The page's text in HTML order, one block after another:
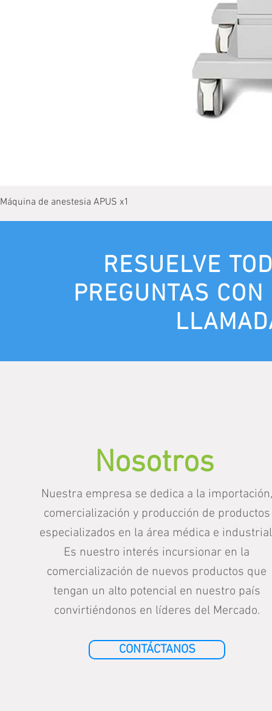
Máquina de anestesia APUS x1
RESUELVE
PREGUNTAS
Nosotros
Nuestra empresa se dedica a la importación,
comercialización y producción de productos
especializados en la área médica e
Es nuestro interés incursionar en la
comercialización de nuevos productos que
tengan un alto potencial en nuestro país
convirtiéndonos en líderes del Mercado.
CONTÁCTANOS